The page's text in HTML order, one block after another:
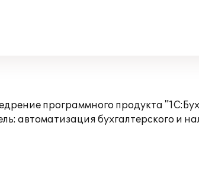
программного продукта
автоматизация бухгалтерского и